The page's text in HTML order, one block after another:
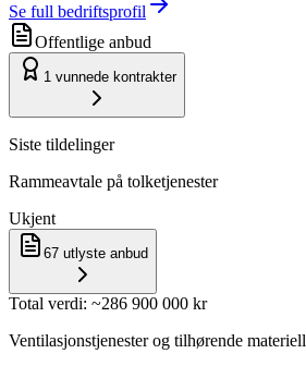
Se full bedriftsprofil
Offentlige anbud
1 vunnede kontrakter
Siste tildelinger
Rammeavtale på tolketjenester
Ukjent
67 utlyste anbud
Total verdi: ~286 900 000 kr
Ventilasjonstjenester og tilhørende materiell